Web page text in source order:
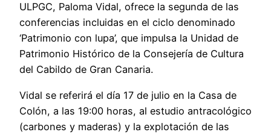
ULPGC, Paloma Vidal, ofrece la segunda de las
conferencias incluidas en el ciclo denominado
‘Patrimonio con lupa’, que impulsa la Unidad de
Patrimonio Histórico de la Consejería de Cultura
del Cabildo de Gran Canaria.
Vidal se referirá el día 17 de julio en la Casa de
Colón, a las 19:00 horas, al estudio antracológico
(carbones y maderas) y la explotación de las